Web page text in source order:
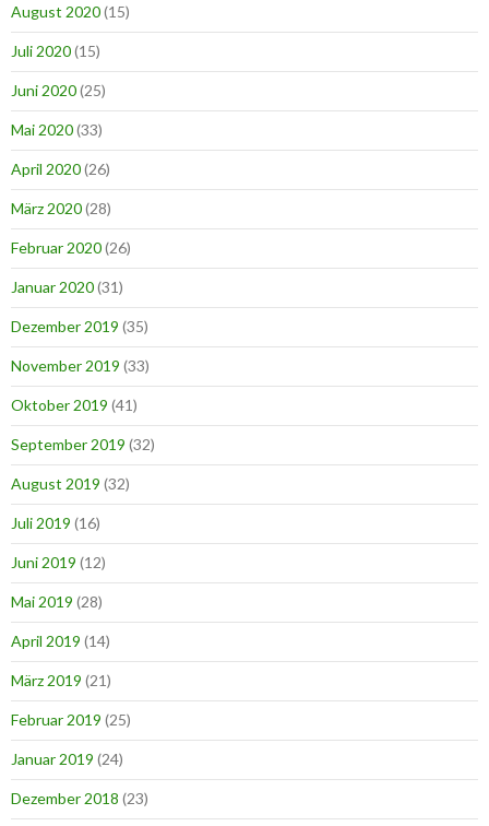
August 2020(15)
Juli 2020(15)
Juni 2020(25)
Mai 2020(33)
April 2020(26)
März 2020(28)
Februar 2020(26)
Januar 2020(31)
Dezember 2019 (35)
November 2019 (33)
Oktober 2019 (41)
September 2019 (32)
August 2019 (32)
Juli 2019 (16)
Juni 2019 (12)
Mai 2019 (28)
April 2019 (14)
März 2019 (21)
Februar 2019 (25)
Januar 2019 (24)
Dezember 2018 (23)